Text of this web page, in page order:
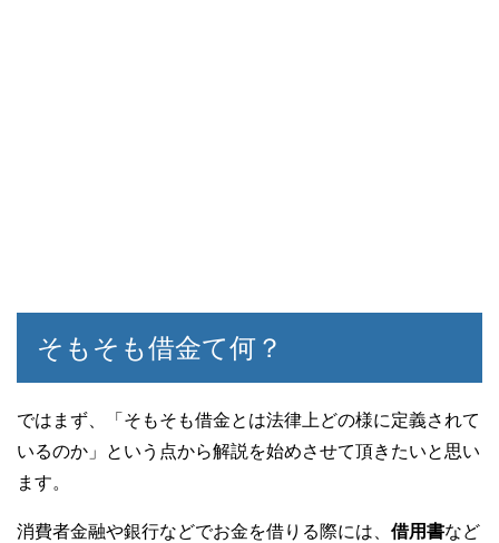
そもそも借金て何？
ではまず、「そもそも借金とは法律上どの様に定義されて
いるのか」という点から解説を始めさせて頂きたいと思い
ます。
消費者金融や銀行などでお金を借りる際には、 借用書など